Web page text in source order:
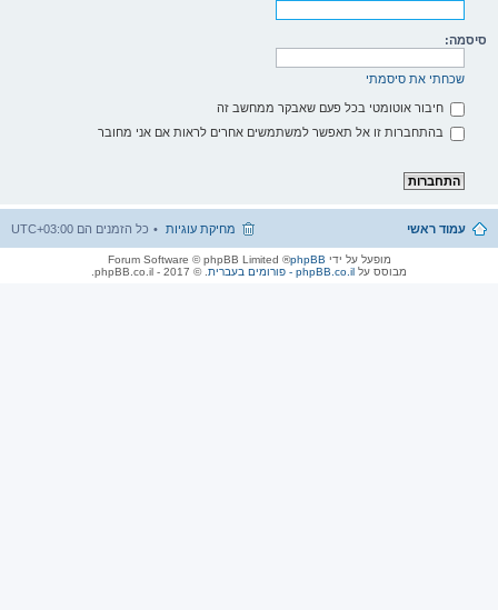
סיסמה:
שכחתי את סיסמתי
חיבור אוטומטי בכל פעם שאבקר ממחשב זה
בהתחברות זו אל תאפשר למשתמשים אחרים לראות אם אני מחובר
עמוד ראשי כל הזמנים הם UTC+03:00 מחיקת עוגיות
מופעל על ידי phpBB
® Forum Software © phpBB Limited
מבוסס על phpBB.co.il - פורומים בעברית . © 2017 - phpBB.co.il.